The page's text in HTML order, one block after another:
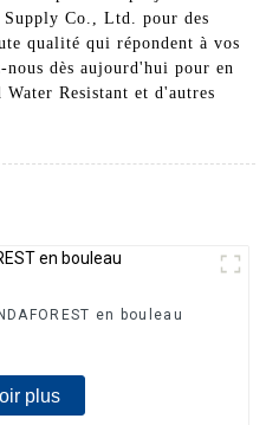
Supply Co., Ltd. pour des
qualité qui répondent à vos
nous dès aujourd'hui pour en
Resistant et d'autres
en bouleau
plus